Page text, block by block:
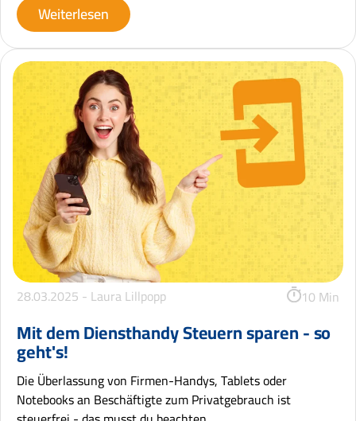
Weiterlesen
28.03.2025 - Laura Lillpopp 10 Min
Mit dem Diensthandy Steuern sparen - so
geht's!
Die Überlassung von Firmen-Handys, Tablets oder
Notebooks an Beschäftigte zum Privatgebrauch ist